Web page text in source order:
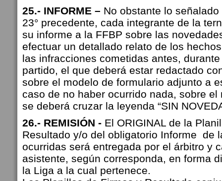
25.- INFORME – No obstante lo
23° precedente, cada integrante de la
su informe a la FFBP sobre las
efectuar un detallado relato de los
las infracciones cometidas antes,
partido, el que deberá estar redactado
sobre el modelo de formulario adjunto a
caso de no haber ocurrido nada, sobre el
se deberá cruzar la leyenda “SIN
26.- REMISIÓN - El ORIGINAL de la
Resultado y/o del obligatorio Informe de
ocurridas será entregada por el árbitro y
asistente, según corresponda, en forma
la Liga a la cual pertenece.